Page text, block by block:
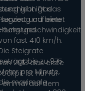
das
auf eine
fast 410 km/h.
Steigrate
bis zu 975
pro Minute,
maximale
gibt. Das
und bietet
und
2013 das erste
ist nur für
einmal auf dem